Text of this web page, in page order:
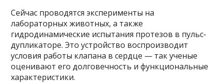
Сейчас проводятся эксперименты на
лабораторных животных, а также
гидродинамические испытания протезов в пульс-
дупликаторе. Это устройство воспроизводит
условия работы клапана в сердце — так ученые
оценивают его долговечность и функциональные
характеристики.